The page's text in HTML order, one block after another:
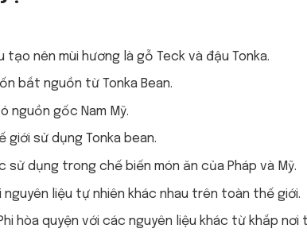
nên mùi hương là gỗ Teck và đậu Tonka.
bắt nguồn từ Tonka Bean.
nguồn gốc Nam Mỹ.
giới sử dụng Tonka bean.
dụng trong chế biến món ăn của Pháp và Mỹ.
liệu tự nhiên khác nhau trên toàn thế giới.
hòa quyện với các nguyên liệu khác từ khắp nơi